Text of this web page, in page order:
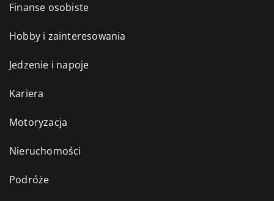
Finanse osobiste
Hobby i zainteresowania
Jedzenie i napoje
Kariera
Motoryzacja
Nieruchomości
Podróże